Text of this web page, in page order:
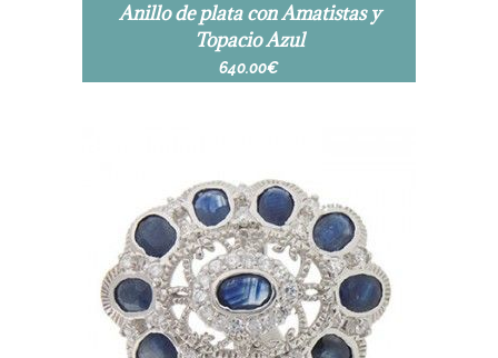
Anillo de plata con Amatistas y
Topacio Azul
640.00€